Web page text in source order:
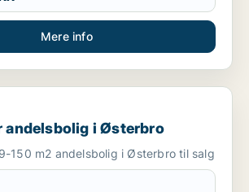
Mere info
i Østerbro
andelsbolig i Østerbro
150 m2 andelsbolig i Østerbro til salg